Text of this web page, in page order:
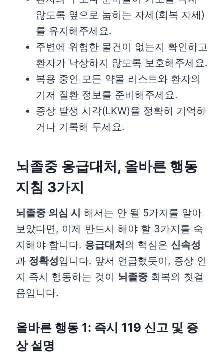
않도록 옆으로 눕히는 자세(회복 자세)
를 유지해주세요.
주변에 위험한 물건이 없는지 확인하고
환자가 낙상하지 않도록 보호해주세요.
복용 중인 모든 약물 리스트와 환자의
기저 질환 정보를 준비해주세요.
증상 발생 시각(LKW)을 정확히 기억하
거나 기록해 두세요.
뇌졸중 응급대처, 올바른 행동
지침 3가지
뇌졸중 의심 시 해서는 안 될 5가지를 알아
보았다면, 이제 반드시 해야 할 3가지를 숙
지해야 합니다. 응급대처의 핵심은 신속성
과 정확성입니다. 앞서 언급했듯이, 증상 인
지 즉시 행동하는 것이 뇌졸중 회복의 첫걸
음입니다.
올바른 행동 1: 즉시 119 신고 및 증
상 설명